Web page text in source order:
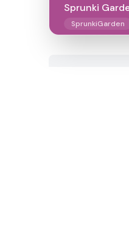
Sprunki
SprunkiGarden